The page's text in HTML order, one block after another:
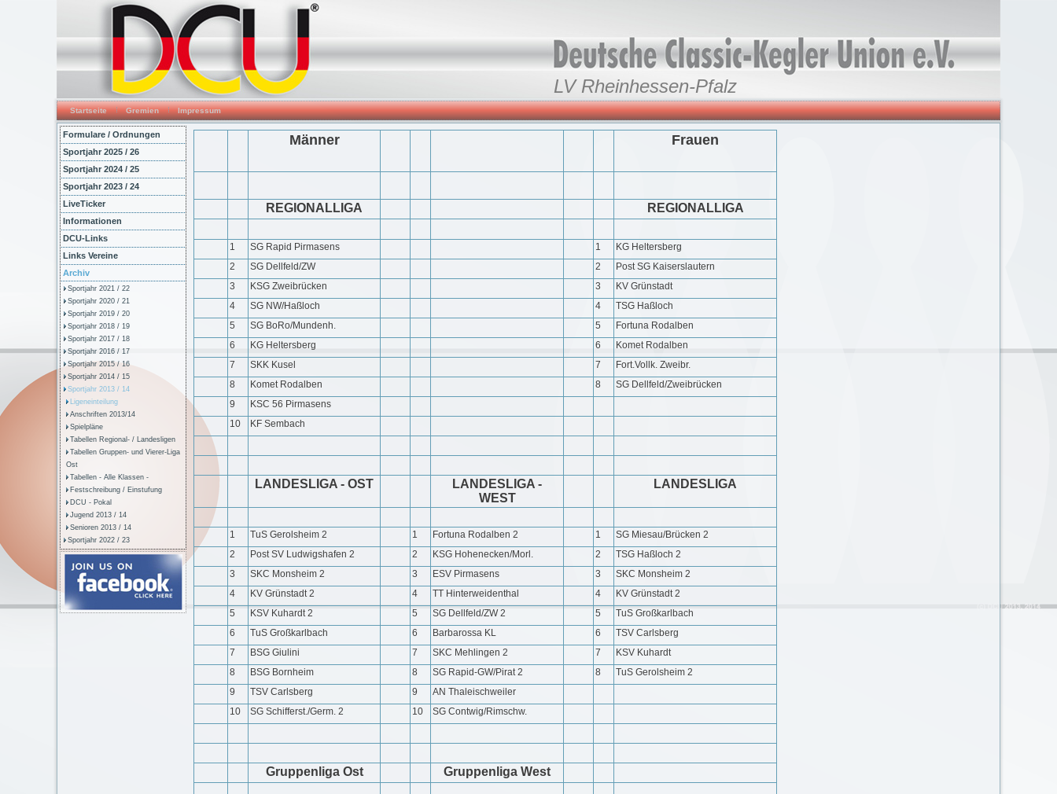
LV Rheinhessen-Pfalz
Startseite Gremien Impressum
Formulare / Ordnungen
Sportjahr 2025 / 26
Sportjahr 2024 / 25
Sportjahr 2023 / 24
LiveTicker
Informationen
DCU-Links
Links Vereine
Archiv
Sportjahr 2021 / 22
Sportjahr 2020 / 21
Sportjahr 2019 / 20
Sportjahr 2018 / 19
Sportjahr 2017 / 18
Sportjahr 2016 / 17
Sportjahr 2015 / 16
Sportjahr 2014 / 15
Sportjahr 2013 / 14
Ligeneinteilung
Anschriften 2013/14
Spielpläne
Tabellen Regional- / Landesligen
Tabellen Gruppen- und Vierer-Liga
Ost
Tabellen - Alle Klassen -
Festschreibung / Einstufung
DCU - Pokal
Jugend 2013 / 14
Senioren 2013 / 14
Sportjahr 2022 / 23
Männer Frauen
REGIONALLIGA REGIONALLIGA
1 SG Rapid Pirmasens 1
KG Heltersberg
2
SG Dellfeld/ZW 2
Post SG Kaiserslautern
3
KSG Zweibrücken 3
KV Grünstadt
4
SG NW/Haßloch 4
TSG Haßloch
5
SG BoRo/Mundenh. 5
Fortuna Rodalben
6
KG Heltersberg 6
Komet Rodalben
7
SKK Kusel 7
Fort.Vollk. Zweibr.
8
Komet Rodalben 8
SG Dellfeld/Zweibrücken
9
KSC 56 Pirmasens
10
KF Sembach
LANDESLIGA - OST
LANDESLIGA -
WEST
LANDESLIGA
1 TuS Gerolsheim 2 1 Fortuna Rodalben 2 1
SG Miesau/Brücken 2
2
Post SV Ludwigshafen 2 2 KSG Hohenecken/Morl. 2
TSG Haßloch 2
3
SKC Monsheim 2 3 ESV Pirmasens 3
SKC Monsheim 2
4
KV Grünstadt 2 4 TT Hinterweidenthal 4
KV Grünstadt 2
5
KSV Kuhardt 2 5 SG Dellfeld/ZW 2 5
TuS Großkarlbach
6
TuS Großkarlbach 6 Barbarossa KL 6
TSV Carlsberg
7
BSG Giulini 7 SKC Mehlingen 2 7
KSV Kuhardt
8
BSG Bornheim 8 SG Rapid-GW/Pirat 2 8
TuS Gerolsheim 2
9
TSV Carlsberg 9
AN Thaleischweiler
10
SG Schifferst./Germ. 2 10 SG Contwig/Rimschw.
Gruppenliga Ost Gruppenliga West